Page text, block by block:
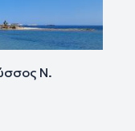
Ν.